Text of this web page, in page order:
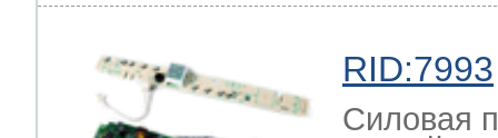
RID:7993
Силовая